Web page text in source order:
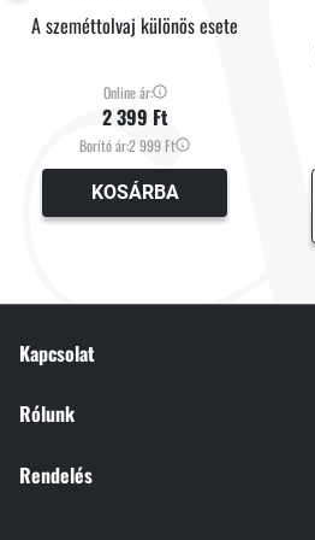
A szeméttolvaj különös esete
Online ár:
2 399 Ft
Borító ár:2 999 Ft
KOSÁRBA
Kapcsolat
Rólunk
Rendelés